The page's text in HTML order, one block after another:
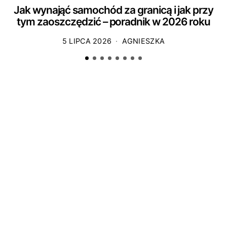
Jak wynająć samochód za granicą i jak przy
tym zaoszczędzić – poradnik w 2026 roku
5 LIPCA 2026 AGNIESZKA